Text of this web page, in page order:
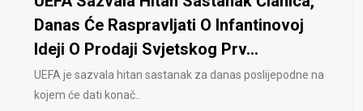
Danas Će Raspravljati O Infantinovoj
Ideji O Prodaji Svjetskog Prv...
UEFA je sazvala hitan sastanak za danas poslijepodne na
kojem će dati konač..